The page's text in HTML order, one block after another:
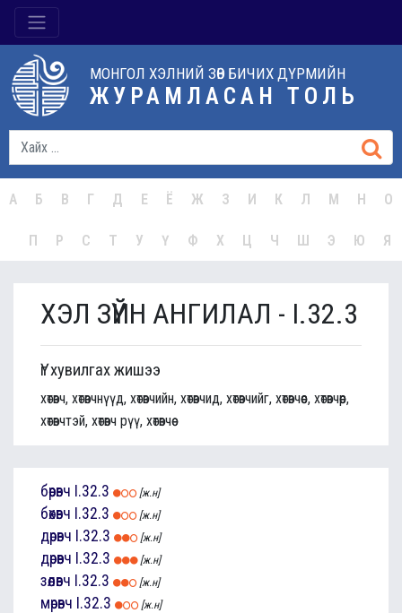
МОНГОЛ ХЭЛНИЙ ЗӨВ БИЧИХ ДҮРМИЙН
ЖУРАМЛАСАН ТОЛЬ
А Б В Г Д Е Ё Ж З И К Л М Н О
П Р С Т У Ү Ф Х Ц Ч Ш Э Ю Я
ХЭЛ ЗҮЙН АНГИЛАЛ - I.32.3
Үг хувилгах жишээ
хөтөвч, хөтөвчнүүд, хөтөвчийн, хөтөвчид, хөтөвчийг, хөтөвчөөс, хөтөвчөөр,
хөтөвчтэй, хөтөвч рүү, хөтөвчөө
бөөрөвч I.32.3 [ж.н]
бөхөвч I.32.3 [ж.н]
дөрөвч I.32.3 [ж.н]
дөрөөвч I.32.3 [ж.н]
зөөлөвч I.32.3 [ж.н]
мөрөвч I.32.3 [ж.н]